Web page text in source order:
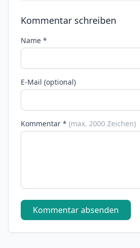
Kommentar schreiben
Name *
E-Mail (optional)
Kommentar * (max. 2000 Zeichen)
Kommentar absenden